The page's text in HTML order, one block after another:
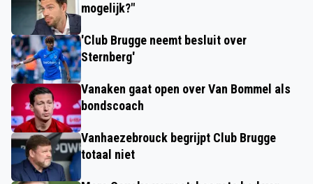
mogelijk?"
'Club Brugge neemt besluit over
Sternberg'
Vanaken gaat open over Van Bommel als
bondscoach
Vanhaezebrouck begrijpt Club Brugge
totaal niet